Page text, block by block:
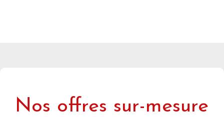
Nos offres sur-mesure